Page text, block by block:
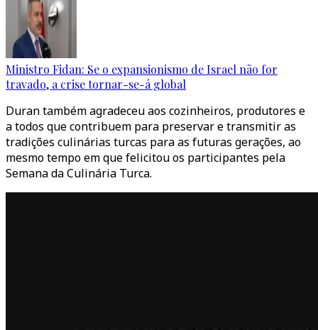
Ministro Fidan: Se o expansionismo de Israel não for
travado, a crise tornar-se-á global
Duran também agradeceu aos cozinheiros, produtores e
a todos que contribuem para preservar e transmitir as
tradições culinárias turcas para as futuras gerações, ao
mesmo tempo em que felicitou os participantes pela
Semana da Culinária Turca.